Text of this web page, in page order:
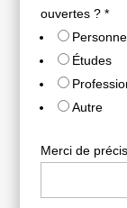
ouvertes ? *
Études
Autre
Merci de